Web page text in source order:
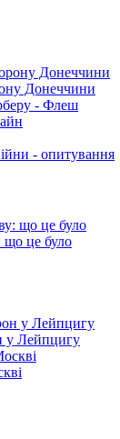
Донеччини
- Флеш
- опитування
що це було
у Лейпцигу